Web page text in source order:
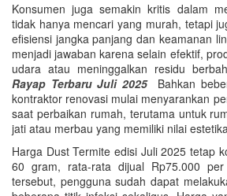
Konsumen juga semakin kritis dalam
tidak hanya mencari yang murah, tetapi
efisiensi jangka panjang dan keamanan
menjadi jawaban karena selain efektif,
udara atau meninggalkan residu
Rayap Terbaru Juli 2025Bahkan
kontraktor renovasi mulai menyarankan
saat perbaikan rumah, terutama untuk
jati atau merbau yang memiliki nilai
Harga Dust Termite edisi Juli 2025 tetap
60 gram, rata-rata dijual Rp75.000
tersebut, pengguna sudah dapat